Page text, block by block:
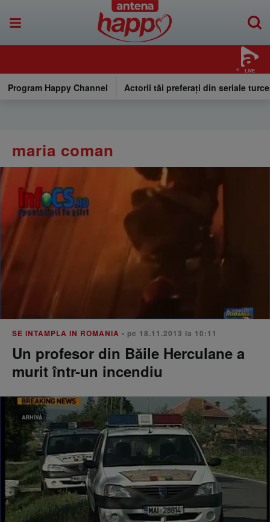
LIVE
Program Happy Channel Actorii tăi preferați din seriale
maria coman
SE INTAMPLA IN ROMANIA • pe 18.11.2013 la 10:11
Un profesor din Băile Herculane a
murit într-un incendiu